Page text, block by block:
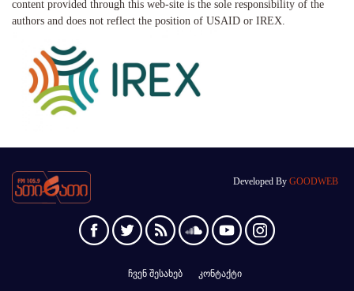
content provided through this web-site is the sole responsibility of the
authors and does not reflect the position of USAID or IREX.
Developed By GOODWEB
ჩვენ შესახებ კონტაქტი